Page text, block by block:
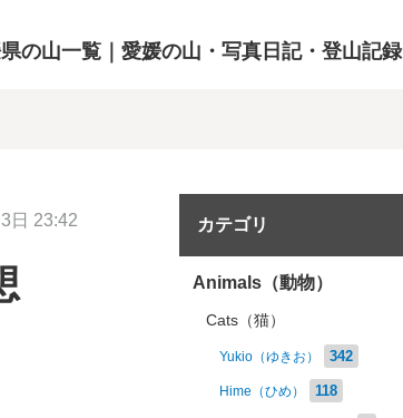
の山一覧｜愛媛の山・写真日記・登山記録
日 23:42 カテゴリ
Animals（動物）
Cats（猫）
Yukio（ゆきお） 342
Hime（ひめ） 118